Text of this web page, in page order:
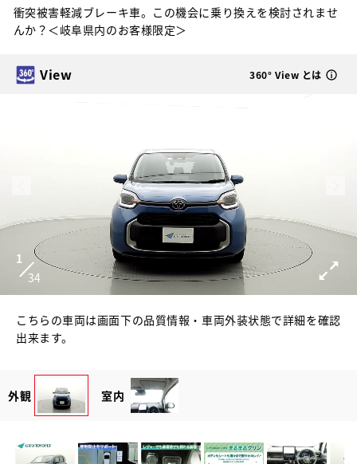
衝突被害軽減ブレーキ車。この機会に乗り換えを検討されませ
んか？＜岐阜県内のお客様限定＞
View 360° View とは
1
34
こちらの車両は画面下の品質情報・車両外装状態で詳細を確認
出来ます。
外観 室内